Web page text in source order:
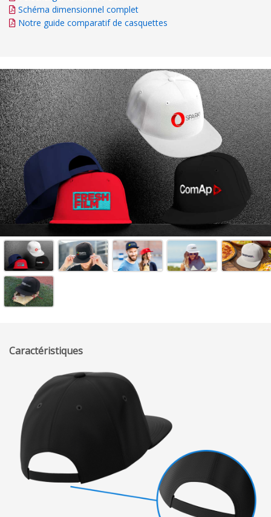
Schéma dimensionnel complet
Notre guide comparatif de casquettes
Caractéristiques